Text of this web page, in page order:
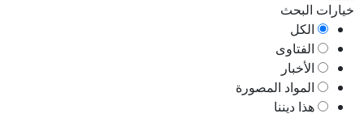
خيارات البحث
الكل
الفتاوى
الأخبار
المواد المصورة
هذا ديننا